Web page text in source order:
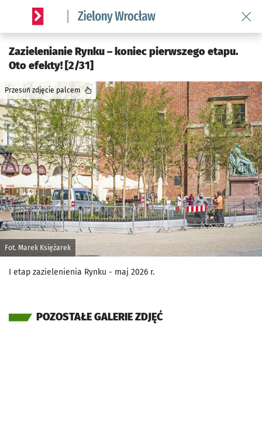
Serwis informacyjny wroclaw.pl podserwis: Środowisko we
Zazielenianie Rynku – koniec pierwszego etapu.
Oto efekty! [2/31]
Fot. Marek Księżarek
Przesuń zdjęcie palcem
I etap zazielenienia Rynku - maj 2026 r.
POZOSTAŁE GALERIE ZDJĘĆ